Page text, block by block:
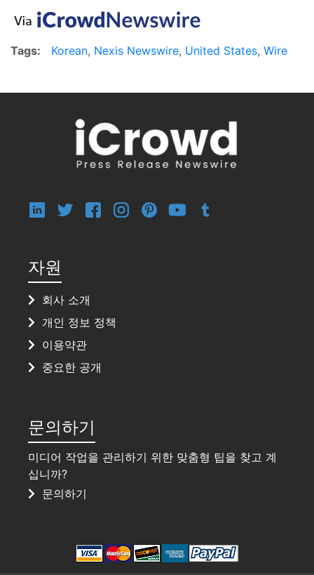
Tags: Korean, Nexis Newswire, United States, Wire
자원
회사 소개
개인 정보 정책
이용약관
중요한 공개
문의하기
미디어 작업을 관리하기 위한 맞춤형 팁을 찾고 계
십니까?
문의하기